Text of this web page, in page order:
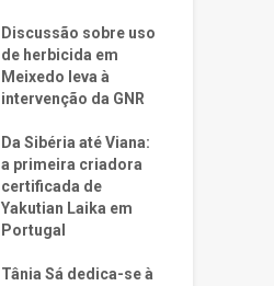
Discussão sobre uso
de herbicida em
Meixedo leva à
intervenção da GNR
Da Sibéria até Viana:
a primeira criadora
certificada de
Yakutian Laika em
Portugal
Tânia Sá dedica-se à